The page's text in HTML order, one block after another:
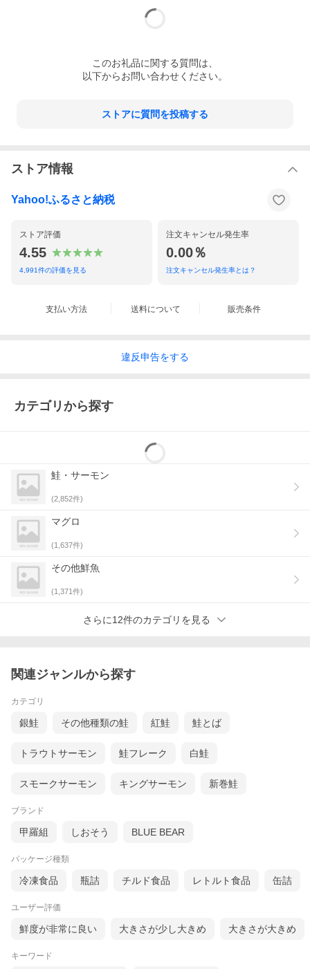
このページは、提供元からの情報に基づき、作成・掲載をしてい
お礼品に関する義務表示事項(原材料、栄養成分、アレルギー情
報、添加物など)については、お礼品到着後、お礼品の包装容器の
表示ラベルをご確認ください。
・北海道白糠町のふるさと納税のお礼品となります。
・特定の自治体に対し金銭を寄附することを目的としたサービス
・画像はイメージです。
・離島はお届けできません。
けとなります。当自治体にお住まいの方についてはお礼品をお受
このお礼品に関する質問は、
以下からお問い合わせください。
ストアに質問を投稿する
ストア情報
Yahoo!ふるさと納税
ストア評価
4.55
4,991件の評価を見る
注文キャンセル発生率
0.00％
注文キャンセル発生率とは？
支払い方法 送料について 販売条件
違反申告をする
カテゴリから探す
鮭・サーモン
(2,852件)
マグロ
(1,637件)
その他鮮魚
(1,371件)
さらに12件のカテゴリを見る
関連ジャンルから探す
カテゴリ
銀鮭 その他種類の鮭 紅鮭 鮭とば
トラウトサーモン 鮭フレーク 白鮭
スモークサーモン キングサーモン 新巻鮭
ブランド
甲羅組 しおそう BLUE BEAR
パッケージ種類
冷凍食品 瓶詰 チルド食品 レトルト食品 缶詰
ユーザー評価
鮮度が非常に良い 大きさが少し大きめ 大きさが大きめ
キーワード